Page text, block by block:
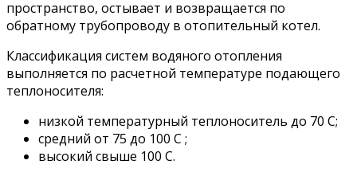
пространство, остывает и возвращается по
обратному трубопроводу в отопительный котел.
Классификация систем водяного отопления
выполняется по расчетной температуре подающего
теплоносителя:
низкой температурный теплоноситель до 70 С;
средний от 75 до 100 С ;
высокий свыше 100 С.